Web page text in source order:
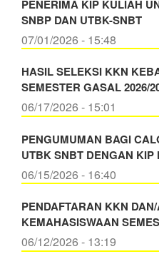
PENERIMA KIP KULIAH
SNBP DAN UTBK-SNBT
07/01/2026 - 15:48
HASIL SELEKSI KKN
SEMESTER GASAL 2026/
06/17/2026 - 15:01
PENGUMUMAN BAGI
UTBK SNBT DENGAN KIP
06/15/2026 - 16:40
PENDAFTARAN KKN
KEMAHASISWAAN
06/12/2026 - 13:19